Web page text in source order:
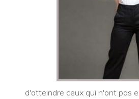
d'atteindre ceux qui n'ont pas